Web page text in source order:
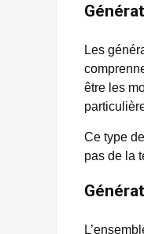
Les
être les
Ce type
pas de la